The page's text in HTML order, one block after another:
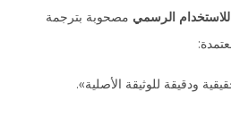
الرسمي مصحوبة بترجمة
ودقيقة للوثيقة الأصلية».